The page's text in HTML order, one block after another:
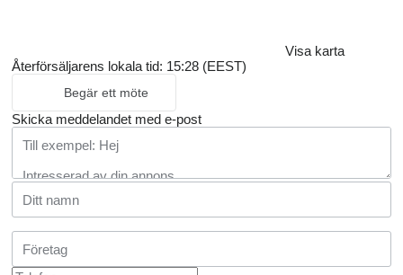
Visa karta
Återförsäljarens lokala tid: 15:28 (EEST)
Begär ett möte
Skicka meddelandet med e-post